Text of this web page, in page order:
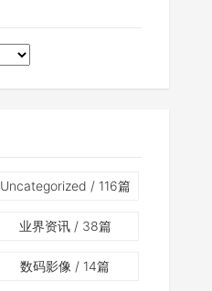
Uncategorized / 116篇
业界资讯/ 38篇
数码影像 / 14篇